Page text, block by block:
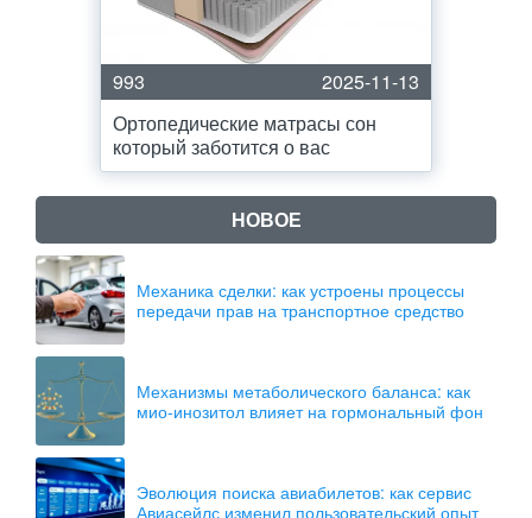
993
2025-11-13
Ортопедические матрасы сон
который заботится о вас
НОВОЕ
Механика сделки: как устроены процессы
передачи прав на транспортное средство
Механизмы метаболического баланса: как
мио-инозитол влияет на гормональный фон
Эволюция поиска авиабилетов: как сервис
Авиасейлс изменил пользовательский опыт